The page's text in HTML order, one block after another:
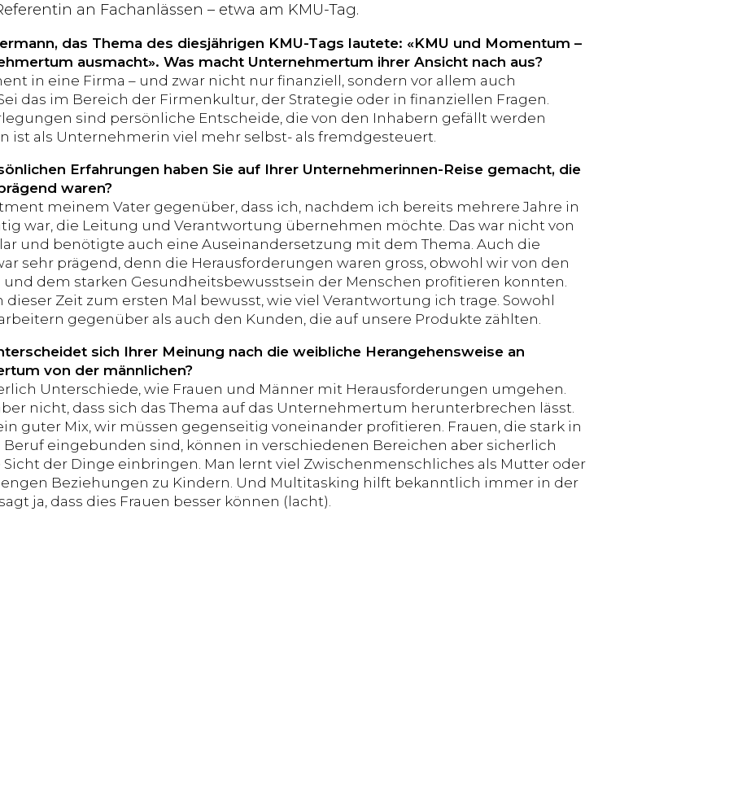
an Fachanlässen – etwa am KMU-Tag.
das Thema des diesjährigen KMU-Tags lautete: «KMU und Momentum –
ausmacht». Was macht Unternehmertum ihrer Ansicht nach aus?
in eine Firma – und zwar nicht nur finanziell, sondern vor allem auch
das im Bereich der Firmenkultur, der Strategie oder in finanziellen Fragen.
sind persönliche Entscheide, die von den Inhabern gefällt werden
ist als Unternehmerin viel mehr selbst- als fremdgesteuert.
Erfahrungen haben Sie auf Ihrer Unternehmerinnen-Reise gemacht, die
waren?
meinem Vater gegenüber, dass ich, nachdem ich bereits mehrere Jahre in
war, die Leitung und Verantwortung übernehmen möchte. Das war nicht von
und benötigte auch eine Auseinandersetzung mit dem Thema. Auch die
sehr prägend, denn die Herausforderungen waren gross, obwohl wir von den
dem starken Gesundheitsbewusstsein der Menschen profitieren konnten.
dieser Zeit zum ersten Mal bewusst, wie viel Verantwortung ich trage. Sowohl
gegenüber als auch den Kunden, die auf unsere Produkte zählten.
sich Ihrer Meinung nach die weibliche Herangehensweise an
von der männlichen?
Unterschiede, wie Frauen und Männer mit Herausforderungen umgehen.
nicht, dass sich das Thema auf das Unternehmertum herunterbrechen lässt.
guter Mix, wir müssen gegenseitig voneinander profitieren. Frauen, die stark in
Beruf eingebunden sind, können in verschiedenen Bereichen aber sicherlich
Sicht der Dinge einbringen. Man lernt viel Zwischenmenschliches als Mutter oder
engen Beziehungen zu Kindern. Und Multitasking hilft bekanntlich immer in der
ja, dass dies Frauen besser können (lacht).